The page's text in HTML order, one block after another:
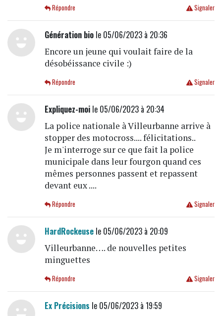
Signaler
Répondre
Génération biole 05/06/2023 à 20:36
Encore un jeune qui voulait faire de la
désobéissance civile :)
Signaler
Répondre
Expliquez-moile 05/06/2023 à 20:34
La police nationale à Villeurbanne arrive à
stopper des motocross.... félicitations..
Je m'interroge sur ce que fait la police
municipale dans leur fourgon quand ces
mêmes personnes passent et repassent
devant eux ....
Signaler
Répondre
HardRockeusele 05/06/2023 à 20:09
Villeurbanne…. de nouvelles petites
minguettes
Signaler
Répondre
Ex Précisions le 05/06/2023 à 19:59